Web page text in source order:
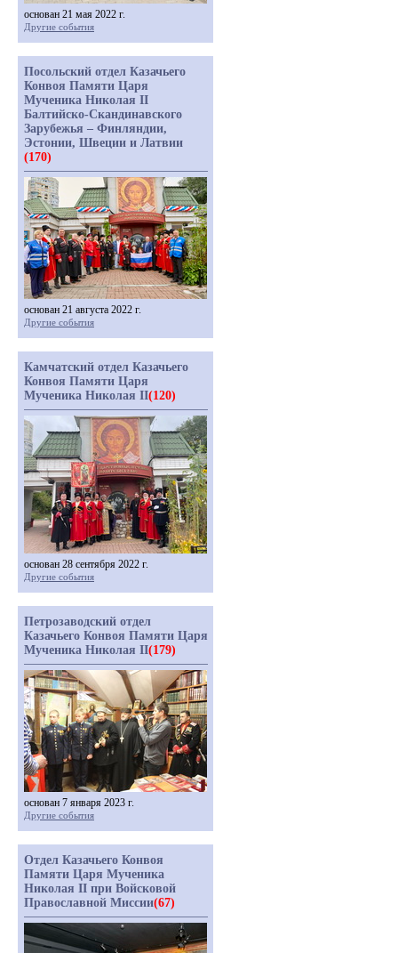
основан 21 мая 2022 г.
Другие события
Посольский отдел Казачьего
Конвоя Памяти Царя
Мученика Николая II
Балтийско-Скандинавского
Зарубежья – Финляндии,
Эстонии, Швеции и Латвии
(170)
основан 21 августа 2022 г.
Другие события
Камчатский отдел Казачьего
Конвоя Памяти Царя
Мученика Николая II(120)
основан 28 сентября 2022 г.
Другие события
Петрозаводский отдел
Казачьего Конвоя Памяти Царя
Мученика Николая II(179)
основан 7 января 2023 г.
Другие события
Отдел Казачьего Конвоя
Памяти Царя Мученика
Николая II при Войсковой
Православной Миссии(67)